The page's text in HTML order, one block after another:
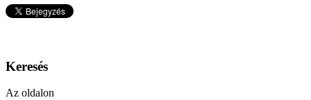
Keresés
Az oldalon